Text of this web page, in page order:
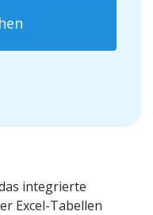
integrierte
Excel-Tabellen